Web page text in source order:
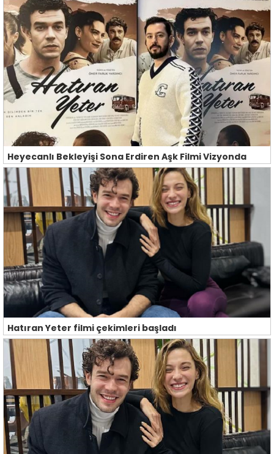
Heyecanlı Bekleyişi Sona Erdiren Aşk Filmi Vizyonda
Hatıran Yeter filmi çekimleri başladı